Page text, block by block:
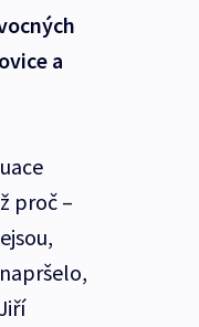
a
proč –